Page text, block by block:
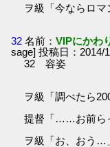
ヲ級「今ならロマ
32 名前：VIPにかわ
sage] 投稿日：2014/
32 容姿
ヲ級「調べたら
提督「……お前ら
ヲ級「お、おう…